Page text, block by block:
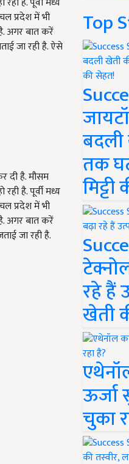
प्रदेश में भी
अगर बात करें
जा रही है. ऐसे
दी है. मौसम
है. पूर्वी मध्य
प्रदेश में भी
अगर बात करें
जा रही है.
Top
बदली
तक
रहे हैं
खेती
ऊर्जा
चुका